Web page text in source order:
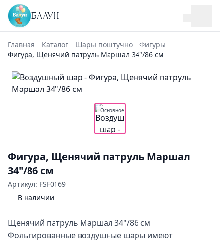
БАЛУН
Главная Каталог Шары поштучно
Фигуры
Фигура, Щенячий патруль Маршал 34"/86 см
Основное
Фигура, Щенячий патруль Маршал
34"/86 см
Артикул: FSF0169
В наличии
Щенячий патруль Маршал 34"/86 см
Фольгированные воздушные шары имеют